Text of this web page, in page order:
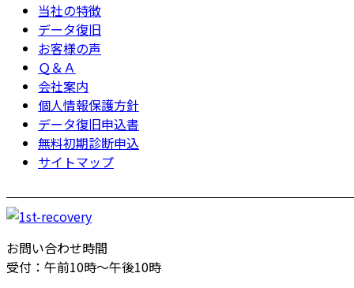
当社の特徴
データ復旧
お客様の声
Ｑ＆Ａ
会社案内
個人情報保護方針
データ復旧申込書
無料初期診断申込
サイトマップ
お問い合わせ時間
受付：午前10時～午後10時